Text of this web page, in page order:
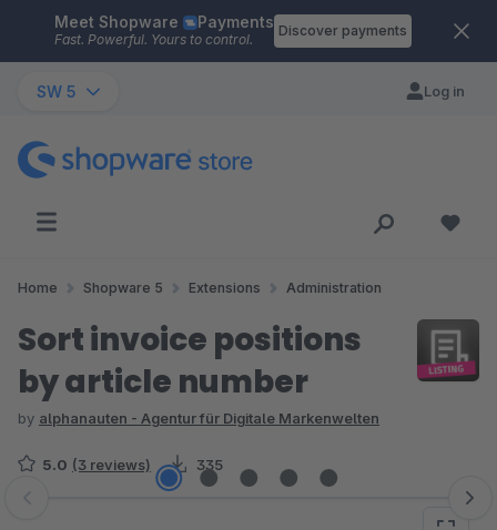
Skip to main content
Meet Shopware Payments
Fast. Powerful. Yours to control.
Discover payments
SW 5 Log in
Home Shopware 5 Extensions Administration
Sort invoice positions
by article number
by alphanauten - Agentur für Digitale Markenwelten
5.0 (3 reviews) 335
Skip image gallery